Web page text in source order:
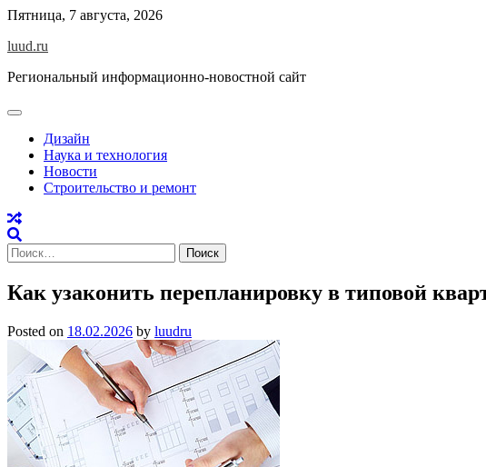
Skip
content
Пятница, 7 августа, 2026
luud.ru
Региональный информационно-новостной сайт
Дизайн
Наука и технология
Новости
Строительство и ремонт
Найти:
Как узаконить перепланировку в типовой
Posted on 18.02.2026 by luudru